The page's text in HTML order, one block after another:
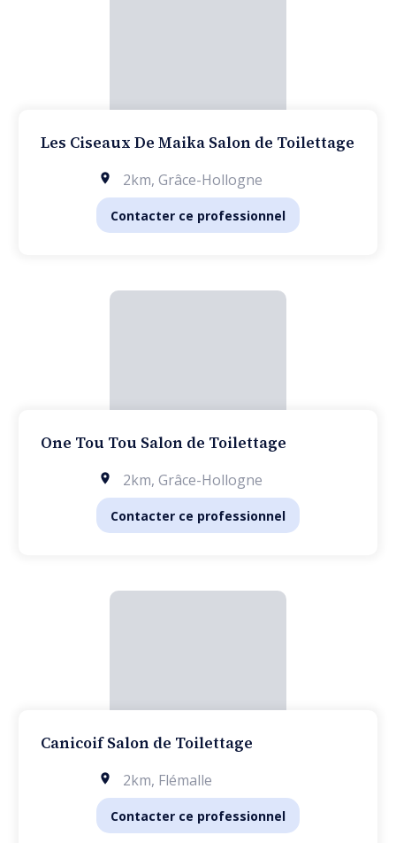
Les Ciseaux De Maika Salon de Toilettage
2km, Grâce-Hollogne
Contacter ce professionnel
One Tou Tou Salon de Toilettage
2km, Grâce-Hollogne
Contacter ce professionnel
Canicoif Salon de Toilettage
2km, Flémalle
Contacter ce professionnel